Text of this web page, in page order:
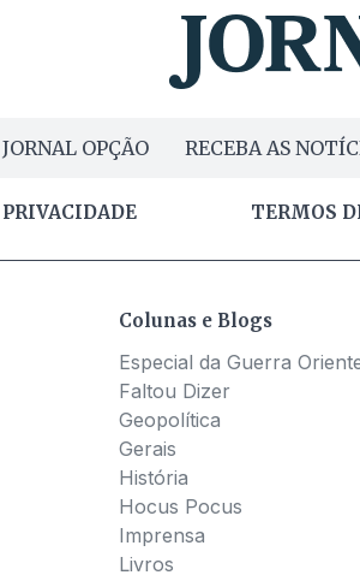
OPÇÃO RECEBA AS
PRIVACIDADE TERMOS
Colunas e Blogs
Especial da Guerra
Faltou Dizer
Geopolítica
Gerais
História
Hocus Pocus
Imprensa
Livros